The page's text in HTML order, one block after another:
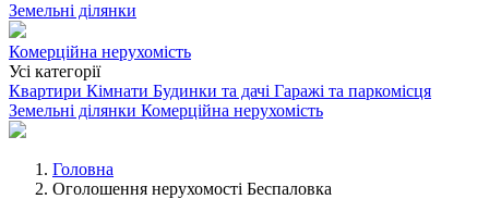
Земельні ділянки
Комерційна нерухомість
Усі категорії
Квартири Кімнати Будинки та дачі Гаражі та паркомісця
Земельні ділянки Комерційна нерухомість
Головна
Оголошення нерухомості Беспаловка